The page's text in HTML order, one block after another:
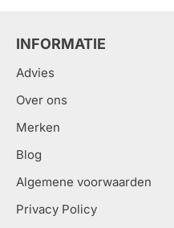
INFORMATIE
Advies
Over ons
Merken
Blog
Algemene voorwaarden
Privacy Policy